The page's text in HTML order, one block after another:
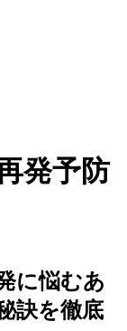
発予防
に悩むあ
訣を徹底